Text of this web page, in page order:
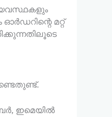
മറ്റ്
ഇമെയിൽ